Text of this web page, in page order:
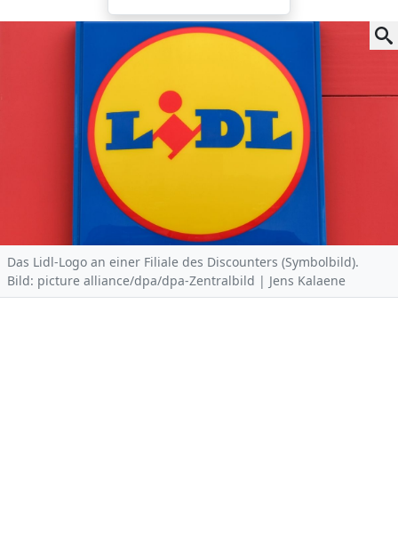
Das Lidl-Logo an einer Filiale des Discounters (Symbolbild).
Bild: picture alliance/dpa/dpa-Zentralbild | Jens Kalaene